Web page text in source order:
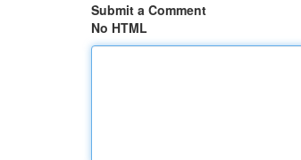
Submit a Comment
No HTML